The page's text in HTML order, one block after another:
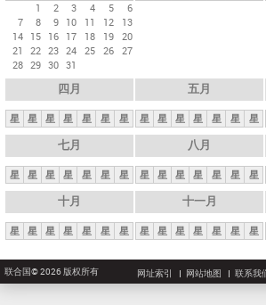
1
2 3 4 5
6
7
8 9 10 11 12
13
14 15 16 17 18 19 20
21
22 23 24 25 26 27
28 29 30 31
四月
星 星 星 星 星 星 星
五月
星 星 星 星 星 星 星
七月
星 星 星 星 星 星 星
八月
星 星 星 星 星 星 星
十月
星 星 星 星 星 星 星
十一月
星 星 星 星 星 星 星
联合国© 2026 版权所有 网址索引 网站地图 联系我